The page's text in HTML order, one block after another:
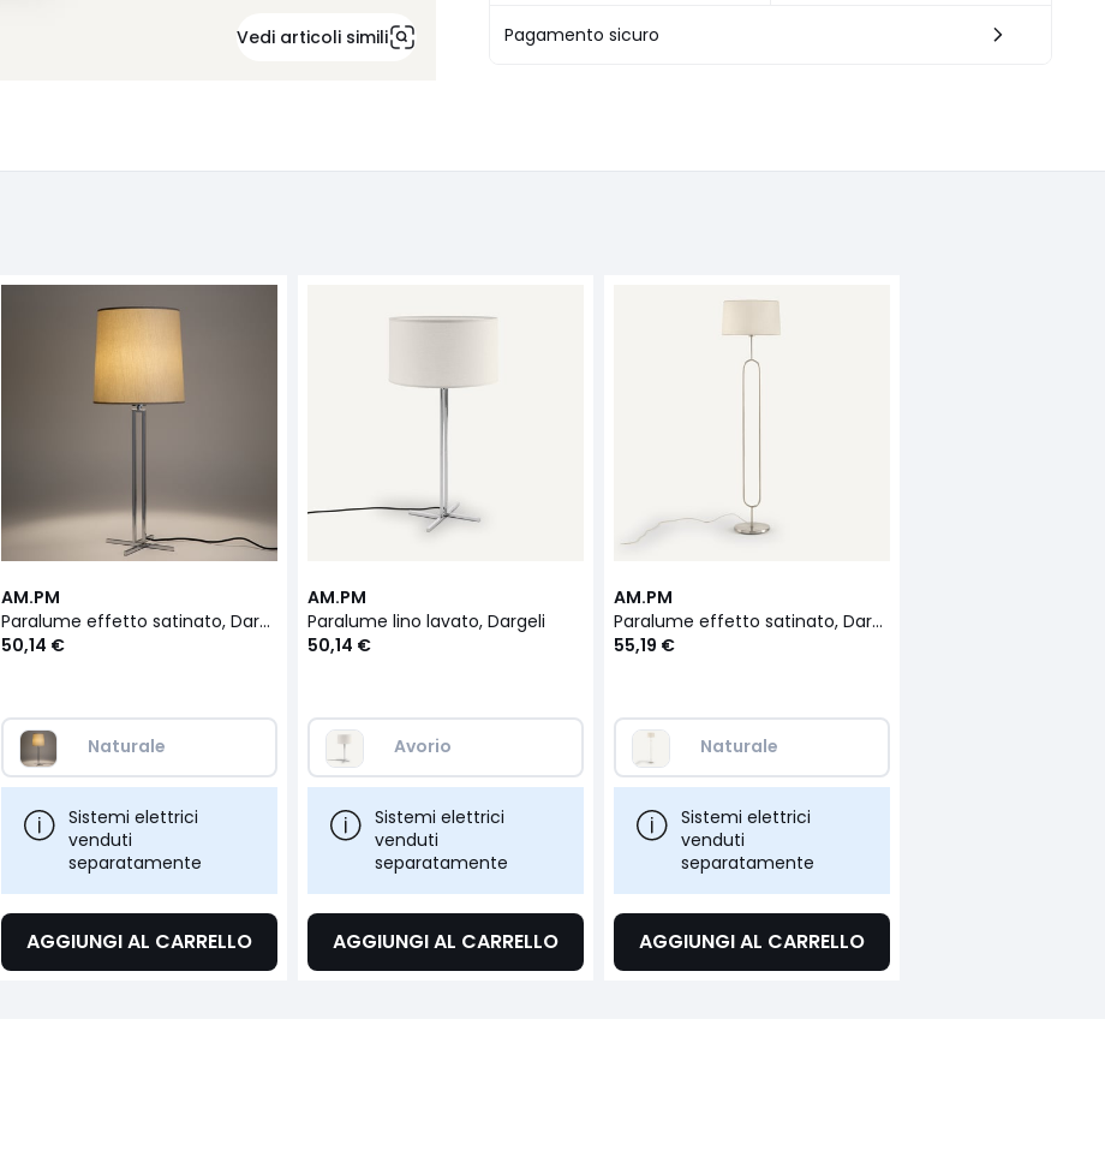
Vedi articoli simili Pagamento sicuro
AM.PM
Paralume effetto satinato, Dargeli
50,14 €
Naturale
Sistemi elettrici
venduti
separatamente
AGGIUNGI AL CARRELLO
AM.PM
Paralume lino lavato, Dargeli
50,14 €
Avorio
Sistemi elettrici
venduti
separatamente
AGGIUNGI AL CARRELLO
AM.PM
Paralume effetto satinato, Dargeli
55,19 €
Naturale
Sistemi elettrici
venduti
separatamente
AGGIUNGI AL CARRELLO